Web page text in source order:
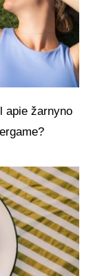
apie žarnyno